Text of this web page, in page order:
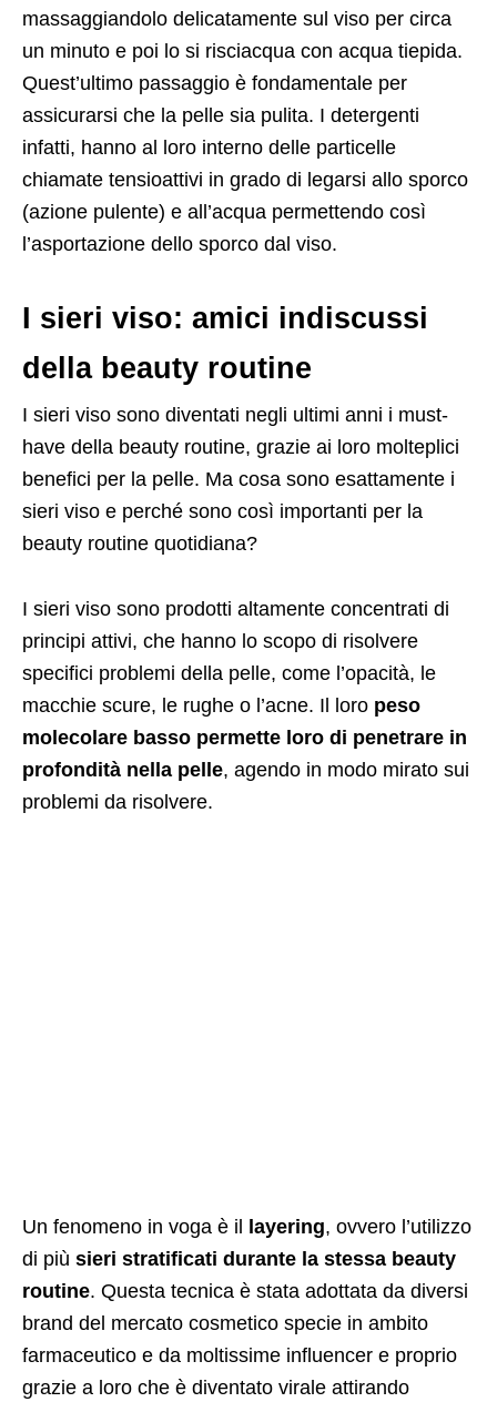
massaggiandolo delicatamente sul viso per circa
un minuto e poi lo si risciacqua con acqua tiepida.
Quest’ultimo passaggio è fondamentale per
assicurarsi che la pelle sia pulita. I detergenti
infatti, hanno al loro interno delle particelle
chiamate tensioattivi in grado di legarsi allo sporco
(azione pulente) e all’acqua permettendo così
l’asportazione dello sporco dal viso.
I sieri viso: amici indiscussi
della beauty routine
I sieri viso sono diventati negli ultimi anni i must-
have della beauty routine, grazie ai loro molteplici
benefici per la pelle. Ma cosa sono esattamente i
sieri viso e perché sono così importanti per la
beauty routine quotidiana?
I sieri viso sono prodotti altamente concentrati di
principi attivi, che hanno lo scopo di risolvere
specifici problemi della pelle, come l’opacità, le
macchie scure, le rughe o l’acne. Il loro peso
molecolare basso permette loro di penetrare in
profondità nella pelle, agendo in modo mirato sui
problemi da risolvere.
Un fenomeno in voga è il layering, ovvero l’utilizzo
di più sieri stratificati durante la stessa beauty
routine. Questa tecnica è stata adottata da diversi
brand del mercato cosmetico specie in ambito
farmaceutico e da moltissime influencer e proprio
grazie a loro che è diventato virale attirando